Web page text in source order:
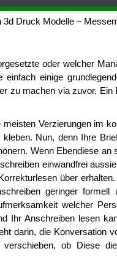
3d Druck Modelle –
oder welcher
einige
zu machen via zuvor. Ein
Verzierungen im
Nun, denn Ihre
Wenn Ebendiese an
einwandfrei
über
geringer formell
welcher
Ihr Anschreiben lesen
darin, die Konversation
verschieben, ob Diese